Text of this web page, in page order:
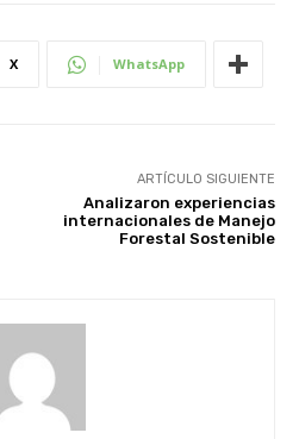
X WhatsApp
ARTÍCULO SIGUIENTE
Analizaron experiencias
internacionales de Manejo
Forestal Sostenible